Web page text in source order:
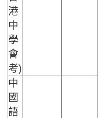
港
中
學
會
考)
中
國
語